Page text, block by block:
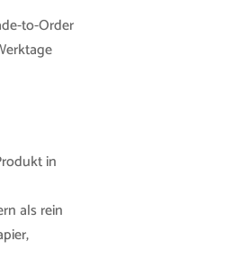
to-Order
in
als rein